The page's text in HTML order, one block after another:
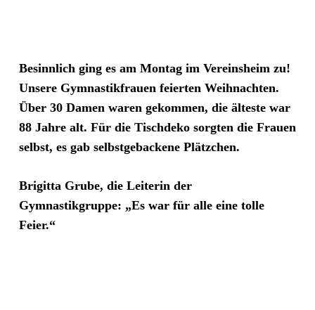
Besinnlich ging es am Montag im Vereinsheim zu!
Unsere Gymnastikfrauen feierten Weihnachten.
Über 30 Damen waren gekommen, die älteste war
88 Jahre alt. Für die Tischdeko sorgten die Frauen
selbst, es gab selbstgebackene Plätzchen.
Brigitta Grube, die Leiterin der
Gymnastikgruppe: „Es war für alle eine tolle
Feier.“